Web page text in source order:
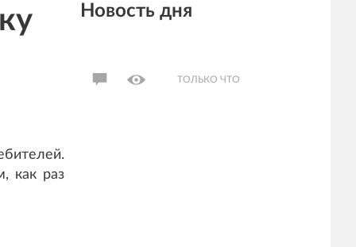
как раз
Новость дня
ТОЛЬКО ЧТО